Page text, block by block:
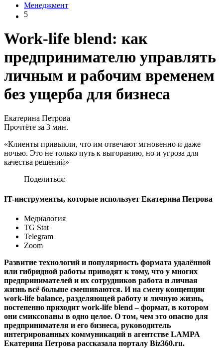
Менеджмент
5
Work-life blend: как
предпринимателю управлять
личным и рабочим временем
без ущерба для бизнеса
Екатерина Петрова
Прочтёте за 3 мин.
«Клиенты привыкли, что им отвечают мгновенно и даже
ночью. Это не только путь к выгоранию, но и угроза для
качества решений»
Поделиться:
IT-инструменты, которые использует Екатерина Петрова
Медиалогия
TG Stat
Telegram
Zoom
Развитие технологий и популярность формата удалённой
или гибридной работы приводят к тому, что у многих
предпринимателей и их сотрудников работа и личная
жизнь всё больше смешиваются. И на смену концепции
work-life balance, разделяющей работу и личную жизнь,
постепенно приходит work-life blend – формат, в котором
они смиксованы в одно целое. О том, чем это опасно для
предпринимателя и его бизнеса, руководитель
интегрированных коммуникаций в агентстве LAMPA
Екатерина Петрова рассказала порталу Biz360.ru.